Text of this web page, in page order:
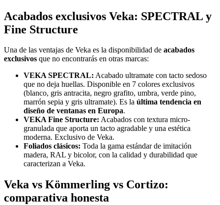
Acabados exclusivos Veka: SPECTRAL y
Fine Structure
Una de las ventajas de Veka es la disponibilidad de acabados
exclusivos que no encontrarás en otras marcas:
VEKA SPECTRAL: Acabado ultramate con tacto sedoso
que no deja huellas. Disponible en 7 colores exclusivos
(blanco, gris antracita, negro grafito, umbra, verde pino,
marrón sepia y gris ultramate). Es la última tendencia en
diseño de ventanas en Europa.
VEKA Fine Structure: Acabados con textura micro-
granulada que aporta un tacto agradable y una estética
moderna. Exclusivo de Veka.
Foliados clásicos: Toda la gama estándar de imitación
madera, RAL y bicolor, con la calidad y durabilidad que
caracterizan a Veka.
Veka vs Kömmerling vs Cortizo:
comparativa honesta